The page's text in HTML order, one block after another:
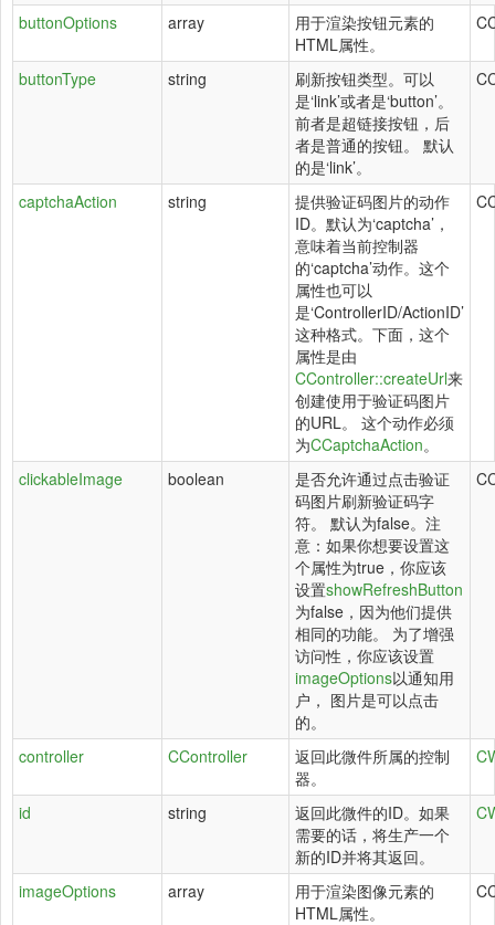
buttonOptions array
用于渲染按钮元素的
HTML属性。
buttonType string
刷新按钮类型。可以
是‘link’或者是‘button’。
前者是超链接按钮，后
者是普通的按钮。 默认
的是‘link’。
captchaAction string
提供验证码图片的动作
ID。默认为‘captcha’，
意味着当前控制器
的‘captcha’动作。这个
属性也可以
是‘ControllerID/ActionID’
这种格式。下面，这个
属性是由
CController::createUrl来
创建使用于验证码图片
的URL。 这个动作必须
为CCaptchaAction。
clickableImage boolean
是否允许通过点击验证
码图片刷新验证码字
符。 默认为false。注
意：如果你想要设置这
个属性为true，你应该
设置showRefreshButton
为false，因为他们提供
相同的功能。 为了增强
访问性，你应该设置
imageOptions以通知用
户， 图片是可以点击
的。
controller CController
返回此微件所属的控制
器。
id string
返回此微件的ID。如果
需要的话，将生产一个
新的ID并将其返回。
imageOptions array
用于渲染图像元素的
HTML属性。